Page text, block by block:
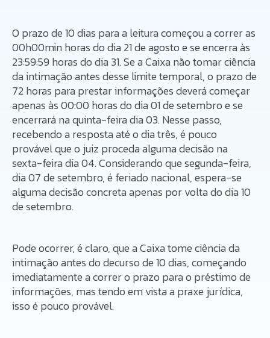
O prazo de 10 dias para a leitura começou a correr as
00h00min horas do dia 21 de agosto e se encerra às
23:59:59 horas do dia 31. Se a Caixa não tomar ciência
da intimação antes desse limite temporal, o prazo de
72 horas para prestar informações deverá começar
apenas às 00:00 horas do dia 01 de setembro e se
encerrará na quinta-feira dia 03. Nesse passo,
recebendo a resposta até o dia três, é pouco
provável que o juiz proceda alguma decisão na
sexta-feira dia 04. Considerando que segunda-feira,
dia 07 de setembro, é feriado nacional, espera-se
alguma decisão concreta apenas por volta do dia 10
de setembro.
Pode ocorrer, é claro, que a Caixa tome ciência da
intimação antes do decurso de 10 dias, começando
imediatamente a correr o prazo para o préstimo de
informações, mas tendo em vista a praxe jurídica,
isso é pouco provável.